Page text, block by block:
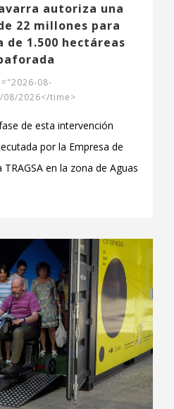
autoriza una
22 millones para
de 1.500 hectáreas
08-
08/2026</time>
de esta intervención
por la Empresa de
en la zona de Aguas